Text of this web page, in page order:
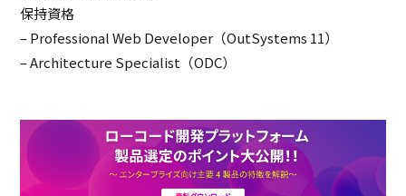
保持資格
– Professional Web Developer（OutSystems 11）
– Architecture Specialist（ODC）